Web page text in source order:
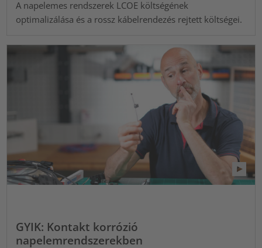
A napelemes rendszerek LCOE költségének
optimalizálása és a rossz kábelrendezés rejtett költségei.
GYIK: Kontakt korrózió
napelemrendszerekben